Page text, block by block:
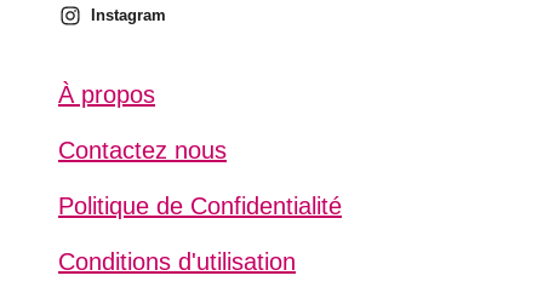
Instagram
À propos
Contactez nous
Politique de Confidentialité
Conditions d'utilisation